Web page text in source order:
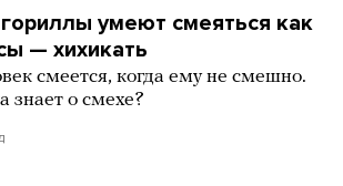
умеют смеяться как
— хихикать
смеется, когда ему не смешно.
знает о смехе?